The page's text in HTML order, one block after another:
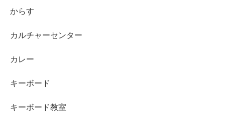
からす
カルチャーセンター
カレー
キーボード
キーボード教室